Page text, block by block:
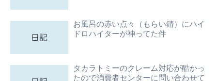
お風呂の赤い点々（もらい錆）にハイ
ドロハイターが神ってた件
タカラトミーのクレーム対応が酷かっ
たので消費者センターに問い合わせて